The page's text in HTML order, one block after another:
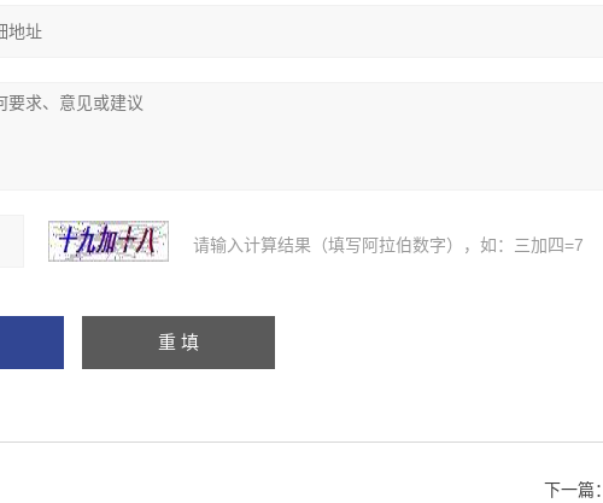
请输入计算结果（填写阿拉伯数字），如：三加四=7
下一篇：